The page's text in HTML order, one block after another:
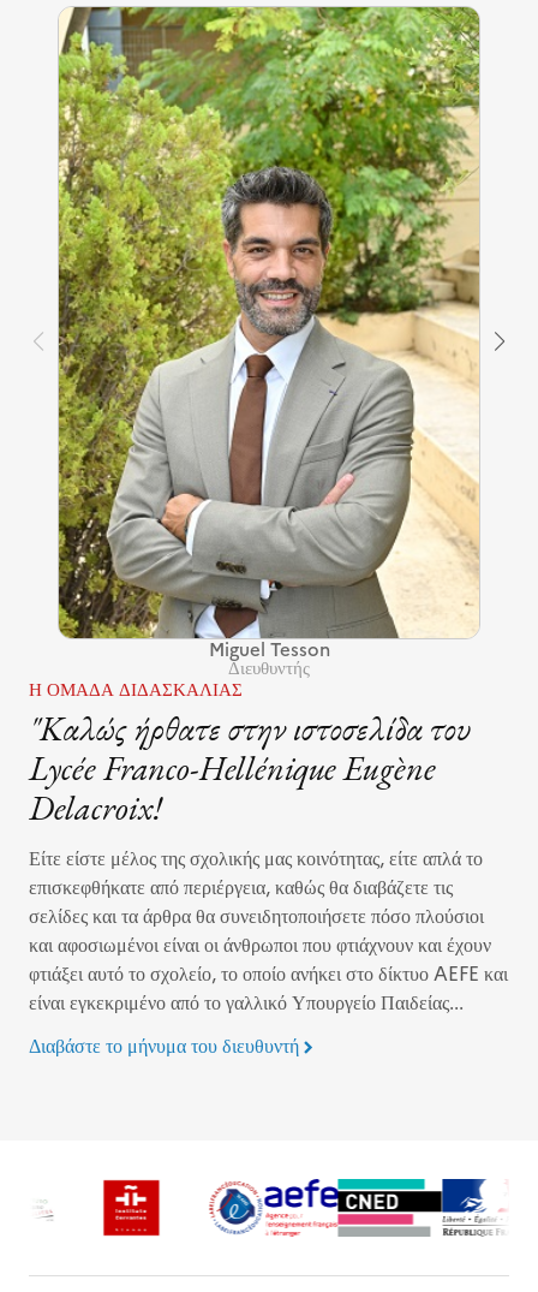
Miguel Tesson
Διευθυντής
Η ΟΜΆΔΑ ΔΙΔΑΣΚΑΛΊΑΣ
"Καλώς ήρθατε στην ιστοσελίδα του
Lycée Franco-Hellénique Eugène
Delacroix!
Είτε είστε μέλος της σχολικής μας κοινότητας, είτε απλά το
επισκεφθήκατε από περιέργεια, καθώς θα διαβάζετε τις
σελίδες και τα άρθρα θα συνειδητοποιήσετε πόσο πλούσιοι
και αφοσιωμένοι είναι οι άνθρωποι που φτιάχνουν και έχουν
φτιάξει αυτό το σχολείο, το οποίο ανήκει στο δίκτυο AEFE και
είναι εγκεκριμένο από το γαλλικό Υπουργείο Παιδείας...
Διαβάστε το μήνυμα του διευθυντή